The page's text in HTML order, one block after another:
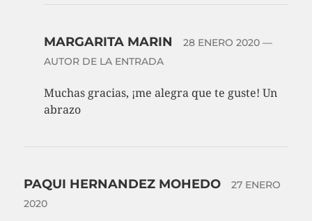
MARGARITA MARIN 28 ENERO 2020—
AUTOR DE LA ENTRADA
Muchas gracias, ¡me alegra que te guste! Un
abrazo
PAQUI HERNANDEZ MOHEDO
27 ENERO
2020